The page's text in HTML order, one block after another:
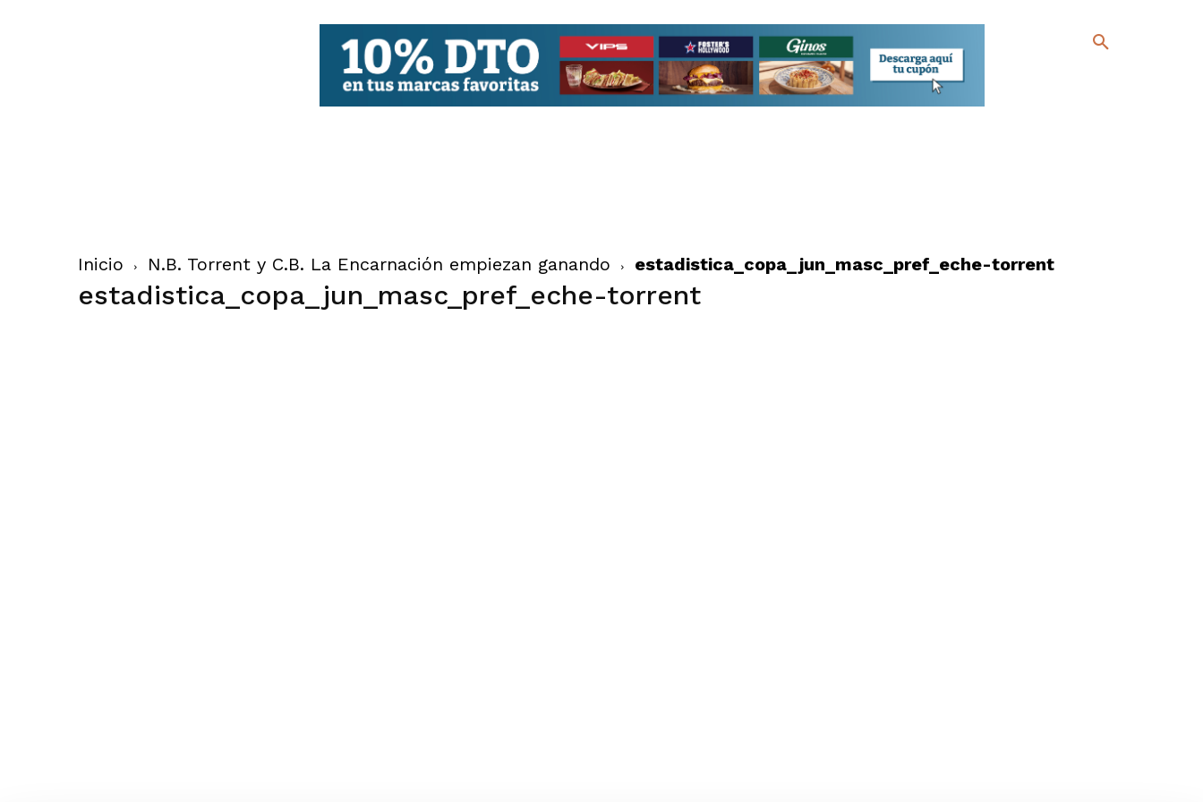
Inicio N.B. Torrent y C.B. La Encarnación empiezan ganando estadistica_copa_jun_masc_pref_eche-torrent
estadistica_copa_jun_masc_pref_eche-torrent